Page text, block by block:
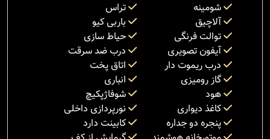
شومینه
تراس
آلاچیق
باربی کیو
توالت فرنگی
حیاط سازی
آیفون تصویری
درب ضد سرقت
درب ریموت دار
اتاق پخت
گاز رومیزی
انباری
هود
شوفاژپکیچ
کاغذ دیواری
نورپردازی داخلی
پنجره دو جداره
کابینت دارد